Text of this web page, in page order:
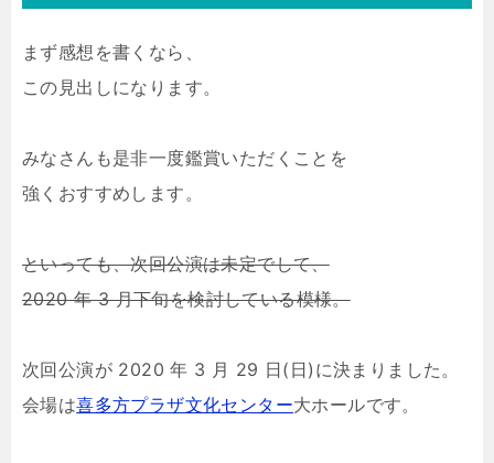
まず感想を書くなら、
この見出しになります。
みなさんも是非一度鑑賞いただくことを
強くおすすめします。
といっても、次回公演は未定でして、
2020 年 3 月下旬を検討している模様。
次回公演が 2020 年 3 月 29 日(日)に決まりました。
会場は喜多方プラザ文化センター大ホールです。